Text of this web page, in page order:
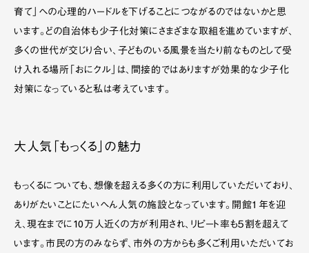
育て」への心理的ハードルを下げることにつながるのではないかと思
います。どの自治体も少子化対策にさまざまな取組を進めていますが、
多くの世代が交じり合い、子どものいる風景を当たり前なものとして受
け入れる場所「おにクル」は、間接的ではありますが効果的な少子化
対策になっていると私は考えています。
大人気「もっくる」の魅力
もっくるについても、想像を超える多くの方に利用していただいており、
ありがたいことにたいへん人気の施設となっています。開館１年を迎
え、現在までに10万人近くの方が利用され、リピート率も５割を超えて
います。市民の方のみならず、市外の方からも多くご利用いただいてお